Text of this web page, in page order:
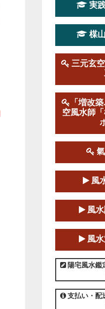
第19期立
命学講座
2026-03-
第１９期
学講座
2025-09-13
この講座の募
陰宅三元
2025-06-
この講座の募
第１８期
学講座』
2025-06-
この講座の募
第１８期
柱立命学（
2025-01-11
実
楳
三元玄
「増改
空風水師
風
風水
風水
陽宅風水鑑
支払い・配